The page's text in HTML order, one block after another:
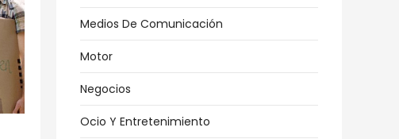
Medios De Comunicación
Motor
Negocios
Ocio Y Entretenimiento